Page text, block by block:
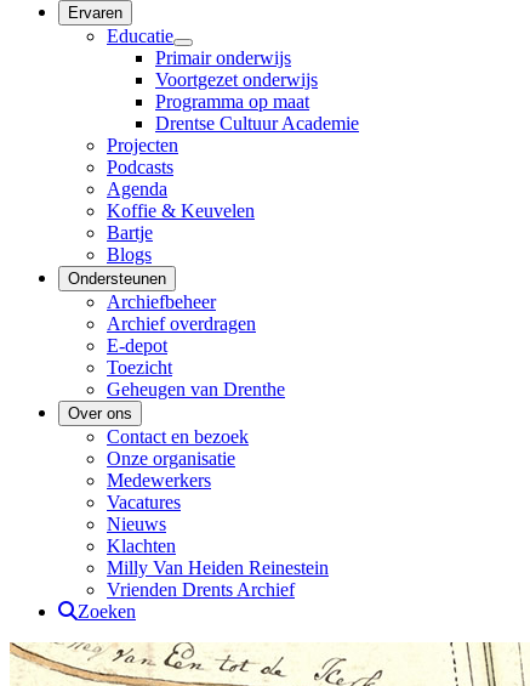
Ervaren
Educatie
Primair onderwijs
Voortgezet onderwijs
Programma op maat
Drentse Cultuur Academie
Projecten
Podcasts
Agenda
Koffie & Keuvelen
Bartje
Blogs
Ondersteunen
Archiefbeheer
Archief overdragen
E-depot
Toezicht
Geheugen van Drenthe
Over ons
Contact en bezoek
Onze organisatie
Medewerkers
Vacatures
Nieuws
Klachten
Milly Van Heiden Reinestein
Vrienden Drents Archief
Zoeken
Drents Archief